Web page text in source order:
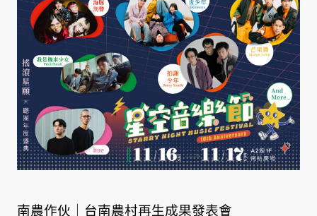
南農作伙｜台南農村再生成果發表會